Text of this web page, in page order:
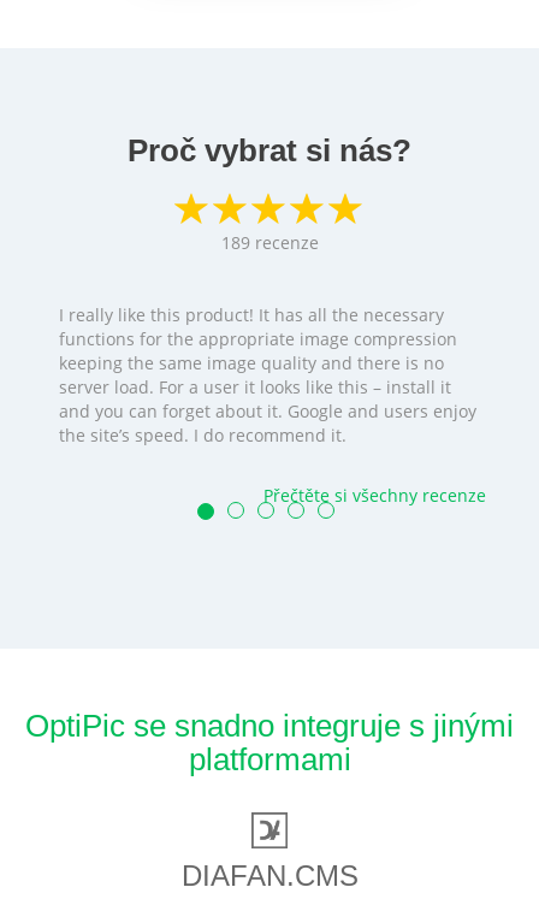
Proč vybrat si nás?
189 recenze
I really like this product! It has all the necessary
functions for the appropriate image compression
keeping the same image quality and there is no
server load. For a user it looks like this – install it
and you can forget about it. Google and users enjoy
the site’s speed. I do recommend it.
Přečtěte si všechny recenze
OptiPic se snadno integruje s jinými
platformami
DIAFAN.CMS